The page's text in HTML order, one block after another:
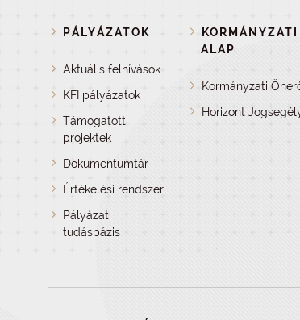
PÁLYÁZATOK
Aktuális felhívások
KFI pályázatok
Támogatott
projektek
Dokumentumtár
Értékelési rendszer
Pályázati
tudásbázis
KORMÁNYZATI
ALAP
Kormányzati
Horizont